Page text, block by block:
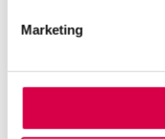
Marketing